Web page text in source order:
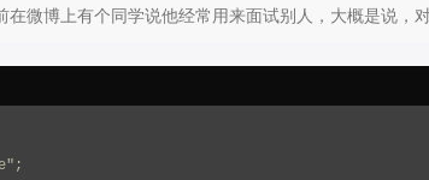
在微博上有个同学说他经常用来面试别人，大概是说，